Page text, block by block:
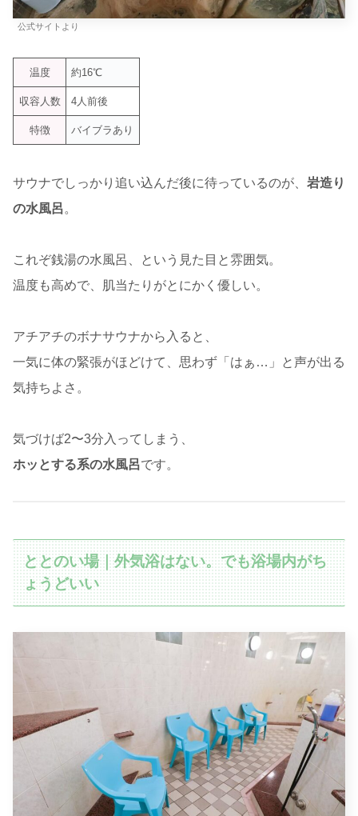
公式サイトより
温度 約16℃
収容人数 4人前後
特徴 バイブラあり
サウナでしっかり追い込んだ後に待っているのが、 岩造り
の水風呂。
これぞ銭湯の水風呂、という見た目と雰囲気。
温度も高めで、肌当たりがとにかく優しい。
アチアチのボナサウナから入ると、
一気に体の緊張がほどけて、思わず「はぁ…」と声が出る
気持ちよさ。
気づけば2〜3分入ってしまう、
ホッとする系の水風呂です。
ととのい場｜外気浴はない。でも浴場内がち
ょうどいい